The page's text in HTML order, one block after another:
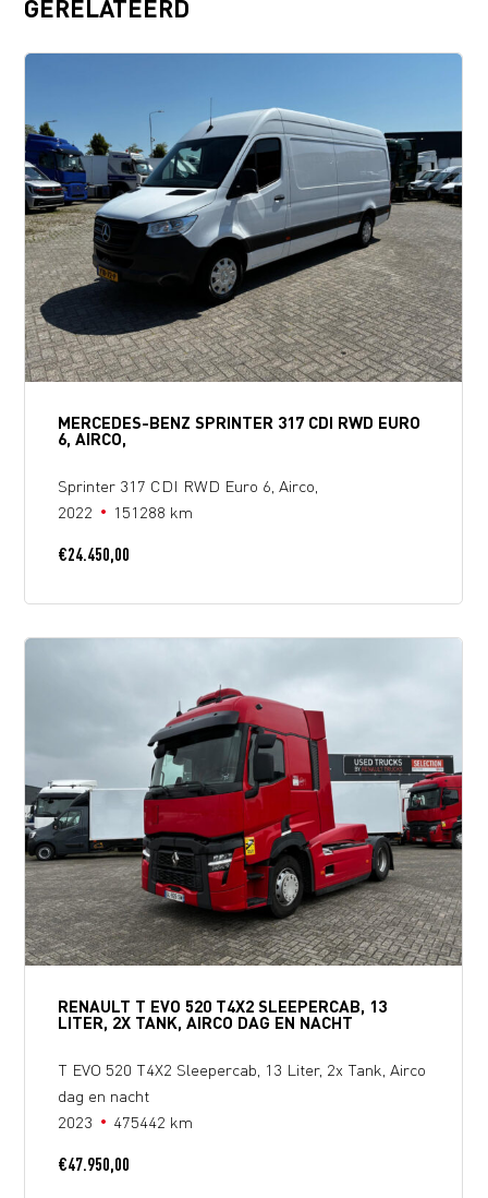
GERELATEERD
MERCEDES-BENZ SPRINTER 317 CDI RWD EURO
6, AIRCO,
Sprinter 317 CDI RWD Euro 6, Airco,
2022
151288 km
€24.450,00
RENAULT T EVO 520 T4X2 SLEEPERCAB, 13
LITER, 2X TANK, AIRCO DAG EN NACHT
T EVO 520 T4X2 Sleepercab, 13 Liter, 2x Tank, Airco
dag en nacht
2023
475442 km
€47.950,00